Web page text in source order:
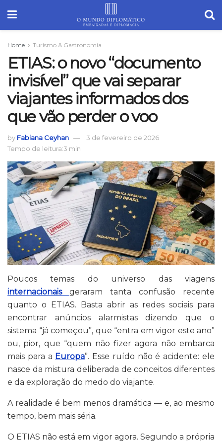
Home Turismo & Gastronomia
ETIAS: o novo “documento
invisível” que vai separar
viajantes informados dos
que vão perder o voo
by Fabiana Ceyhan
3 de fevereiro de 2026
Tempo de leitura:3 min
Poucos temas do universo das viagens
internacionais
geraram tanta confusão recente
quanto o ETIAS. Basta abrir as redes sociais para
encontrar anúncios alarmistas dizendo que o
sistema “já começou”, que “entra em vigor este ano”
ou, pior, que “quem não fizer agora não embarca
mais para a Europa”. Esse ruído não é acidente: ele
nasce da mistura deliberada de conceitos diferentes
e da exploração do medo do viajante.
A realidade é bem menos dramática — e, ao mesmo
tempo, bem mais séria.
O ETIAS não está em vigor agora. Segundo a própria